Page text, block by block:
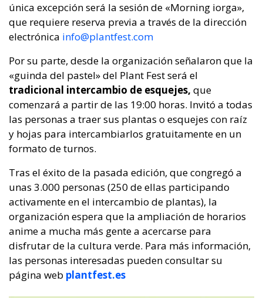
única excepción será la sesión de «Morning iorga»,
que requiere reserva previa a través de la dirección
electrónica info@plantfest.com
Por su parte, desde la organización señalaron que la
«guinda del pastel» del Plant Fest será el
tradicional intercambio de esquejes, que
comenzará a partir de las 19:00 horas. Invitó a todas
las personas a traer sus plantas o esquejes con raíz
y hojas para intercambiarlos gratuitamente en un
formato de turnos.
Tras el éxito de la pasada edición, que congregó a
unas 3.000 personas (250 de ellas participando
activamente en el intercambio de plantas), la
organización espera que la ampliación de horarios
anime a mucha más gente a acercarse para
disfrutar de la cultura verde. Para más información,
las personas interesadas pueden consultar su
página web plantfest.es